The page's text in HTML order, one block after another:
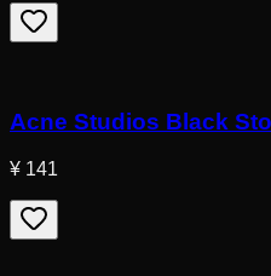
Acne Studios Black
¥ 141